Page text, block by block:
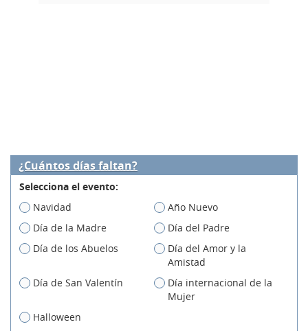
¿Cuántos días faltan?
Selecciona el evento:
Navidad
Año Nuevo
Día de la Madre
Día del Padre
Día de los Abuelos
Día del Amor y la
Amistad
Día de San Valentín
Día internacional de la
Mujer
Halloween